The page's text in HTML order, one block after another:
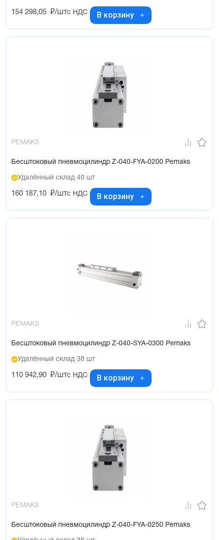
154 298,05 ₽/штс НДС В корзину
PEMAKS
Бесштоковый пневмоцилиндр Z-040-FYA-0200 Pemaks
Удалённый склад 40 шт
160 187,10 ₽/штс НДС В корзину
PEMAKS
Бесштоковый пневмоцилиндр Z-040-SYA-0300 Pemaks
Удалённый склад 38 шт
110 942,90 ₽/штс НДС В корзину
PEMAKS
Бесштоковый пневмоцилиндр Z-040-FYA-0250 Pemaks